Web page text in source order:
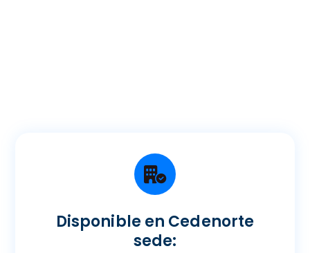
Disponible en Cedenorte
sede: